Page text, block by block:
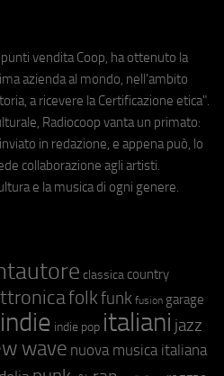
vendita Coop, ha ottenuto la
azienda al mondo, nell'ambito
a ricevere la Certificazione etica".
Radiocoop vanta un primato:
in redazione, e appena può, lo
collaborazione agli artisti.
e la musica di ogni genere.
classica country
folkfunk fusion garage
indie indie pop italiani jazz
wave nuova musica italiana